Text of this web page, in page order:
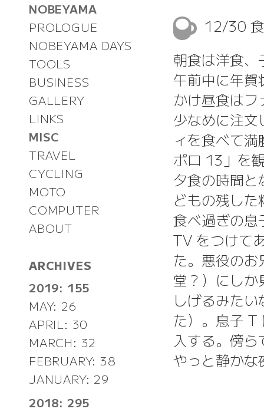
NOBEYAMA
PROLOGUE
NOBEYAMA DAYS
TOOLS
BUSINESS
GALLERY
LINKS
MISC
TRAVEL
CYCLING
MOTO
COMPUTER
ABOUT
ARCHIVES
2019: 155
MAY: 26
APRIL: 30
MARCH: 32
FEBRUARY: 38
JANUARY: 29
2018: 295
12/30
朝食は洋食
午前中に年
かけ昼食は
少なめに注
ィを食べて
ポロ 13」を
夕食の時間
どもの残し
食べ過ぎの
TV をつけて
た。悪役の
堂？）にし
しげるみた
た）。息子 T
入する。傍
やっと静かな